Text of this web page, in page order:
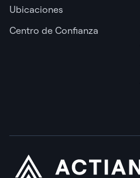
Ubicaciones
Centro de Confianza